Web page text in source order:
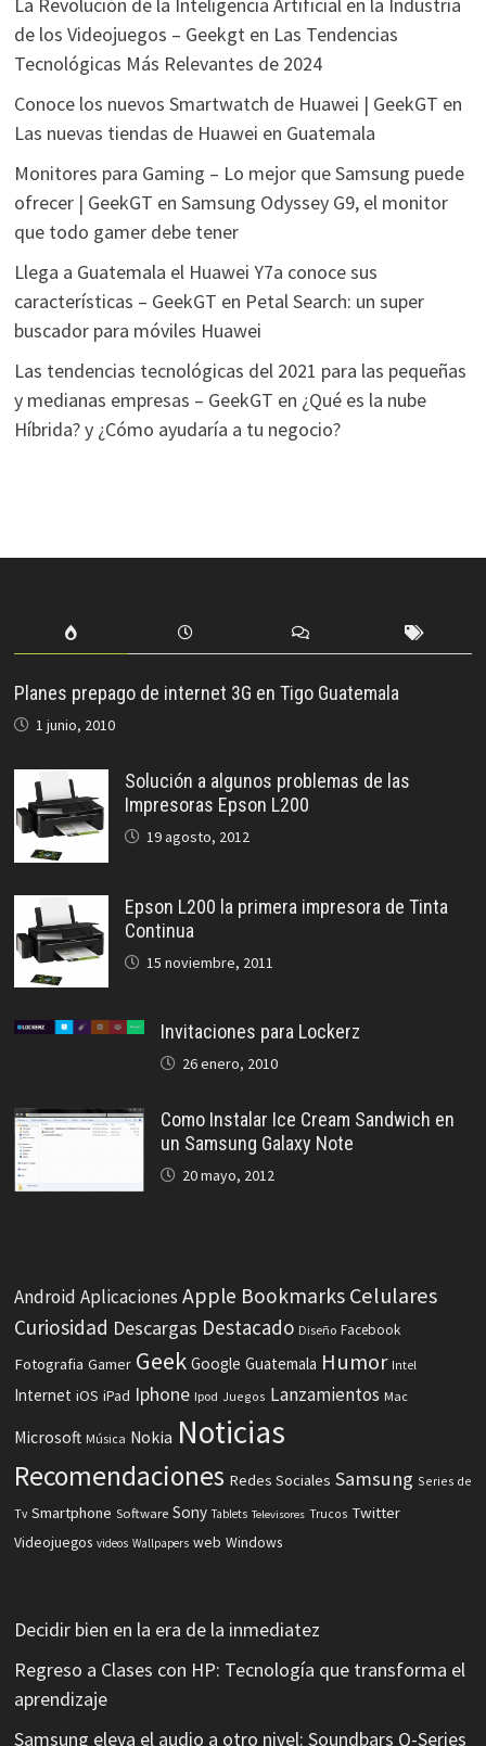
La Revolución de la Inteligencia Artificial en la Industria
de los Videojuegos – Geekgten Las Tendencias
Tecnológicas Más Relevantes de 2024
Conoce los nuevos Smartwatch de Huawei | GeekGT en
Las nuevas tiendas de Huawei en Guatemala
Monitores para Gaming – Lo mejor que Samsung puede
ofrecer | GeekGT en Samsung Odyssey G9, el monitor
que todo gamer debe tener
Llega a Guatemala el Huawei Y7a conoce sus
características – GeekGT en Petal Search: un super
buscador para móviles Huawei
Las tendencias tecnológicas del 2021 para las pequeñas
y medianas empresas – GeekGT en ¿Qué es la nube
Híbrida? y ¿Cómo ayudaría a tu negocio?
Planes prepago de internet 3G en Tigo Guatemala
1 junio, 2010
Solución a algunos problemas de las
Impresoras Epson L200
19 agosto, 2012
Epson L200 la primera impresora de Tinta
Continua
15 noviembre, 2011
Invitaciones para Lockerz
26 enero, 2010
Como Instalar Ice Cream Sandwich en
un Samsung Galaxy Note
20 mayo, 2012
Android Aplicaciones Apple Bookmarks Celulares
Curiosidad Descargas Destacado Diseño Facebook
Fotografia Gamer Geek Google Guatemala Humor Intel
Internet iOS iPad Iphone Ipod Juegos Lanzamientos Mac
Microsoft Música Nokia Noticias
Recomendaciones Redes Sociales Samsung Series de
Tv Smartphone Software Sony Tablets Televisores Trucos Twitter
Videojuegos videos Wallpapers web Windows
Decidir bien en la era de la inmediatez
Regreso a Clases con HP: Tecnología que transforma el
aprendizaje
Samsung eleva el audio a otro nivel: Soundbars Q-Series